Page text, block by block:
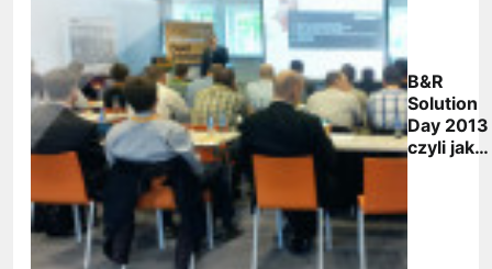
B&R
Solution
Day
czyli jak